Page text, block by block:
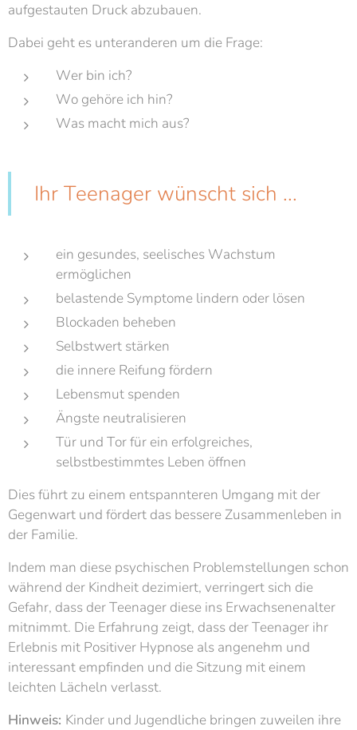
aufgestauten Druck abzubauen.
Dabei geht es unteranderen um die Frage:
Wer bin ich?
Wo gehöre ich hin?
Was macht mich aus?
Ihr Teenager wünscht sich ...
ein gesundes, seelisches Wachstum
ermöglichen
belastende Symptome lindern oder lösen
Blockaden beheben
Selbstwert stärken
die innere Reifung fördern
Lebensmut spenden
Ängste neutralisieren
Tür und Tor für ein erfolgreiches,
selbstbestimmtes Leben öffnen
Dies führt zu einem entspannteren Umgang mit der
Gegenwart und fördert das bessere Zusammenleben in
der Familie.
Indem man diese psychischen Problemstellungen schon
während der Kindheit dezimiert, verringert sich die
Gefahr, dass der Teenager diese ins Erwachsenenalter
mitnimmt. Die Erfahrung zeigt, dass der Teenager ihr
Erlebnis mit Positiver Hypnose als angenehm und
interessant empfinden und die Sitzung mit einem
leichten Lächeln verlasst.
Hinweis: Kinder und Jugendliche bringen zuweilen ihre